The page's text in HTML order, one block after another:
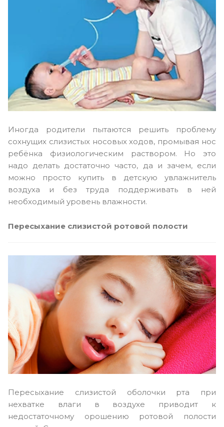
Иногда родители пытаются решить проблему
сохнущих слизистых носовых ходов, промывая нос
ребёнка физиологическим раствором. Но это
надо делать достаточно часто, да и зачем, если
можно просто купить в детскую увлажнитель
воздуха и без труда поддерживать в ней
необходимый уровень влажности.
Пересыхание слизистой ротовой полости
Пересыхание слизистой оболочки рта при
нехватке влаги в воздухе приводит к
недостаточному орошению ротовой полости